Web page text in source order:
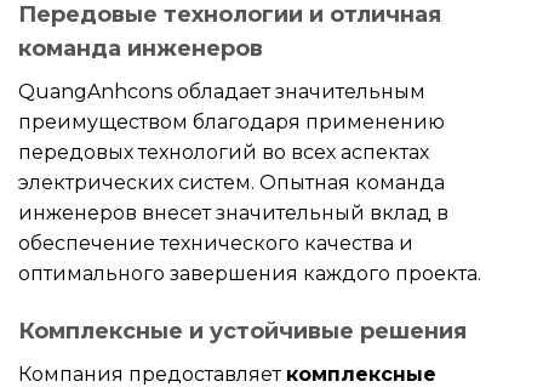
Передовые технологии и отличная
команда инженеров
QuangAnhcons обладает значительным
преимуществом благодаря применению
передовых технологий во всех аспектах
электрических систем. Опытная команда
инженеров внесет значительный вклад в
обеспечение технического качества и
оптимального завершения каждого проекта.
Комплексные и устойчивые решения
Компания предоставляет комплексные